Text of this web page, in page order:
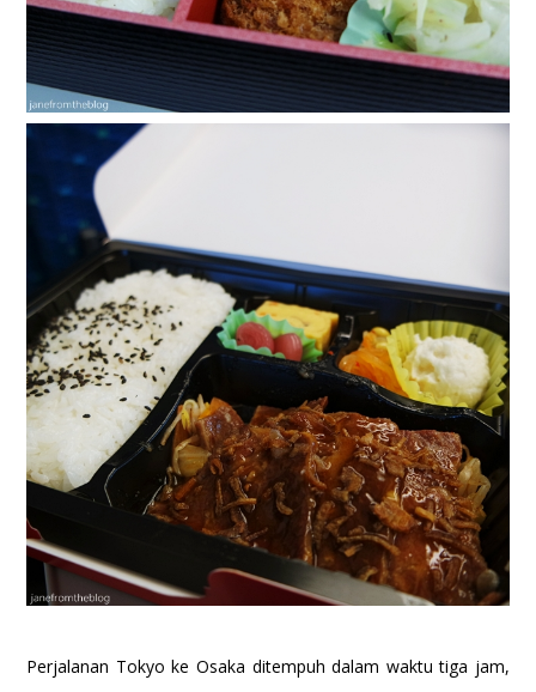
Perjalanan Tokyo ke Osaka ditempuh dalam waktu tiga jam,